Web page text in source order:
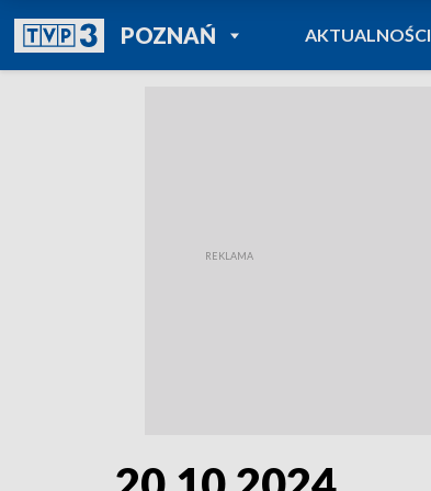
POZNAŃPOWRÓT DO
TVP REGIONY
AKTUALNOŚCI